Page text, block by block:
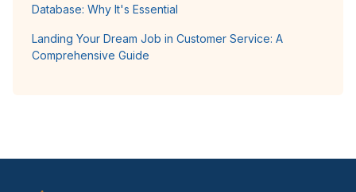
Database: Why It's Essential
Landing Your Dream Job in Customer Service: A
Comprehensive Guide